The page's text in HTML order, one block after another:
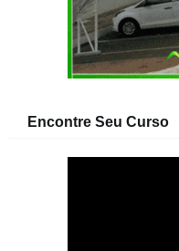
Encontre Seu Curso